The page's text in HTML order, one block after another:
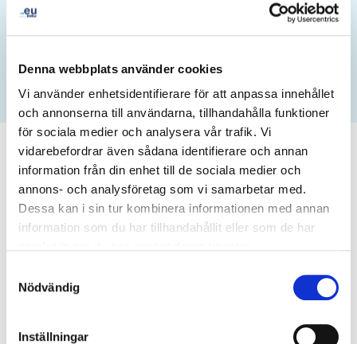
Denna webbplats använder cookies
Vi använder enhetsidentifierare för att anpassa innehållet
och annonserna till användarna, tillhandahålla funktioner
för sociala medier och analysera vår trafik. Vi
vidarebefordrar även sådana identifierare och annan
information från din enhet till de sociala medier och
annons- och analysföretag som vi samarbetar med.
Dessa kan i sin tur kombinera informationen med annan
information som du har tillhandahållit eller som de har
Nödvändig
Inställningar
Det finns inga lediga jobb för tillfället.
Lär känna de fantastiska
personerna i EURid-teamet!